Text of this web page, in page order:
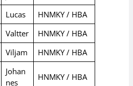
Lucas
HNMKY / HBA
Valtter
HNMKY / HBA
Viljam HNMKY / HBA
Johan
nes
HNMKY / HBA